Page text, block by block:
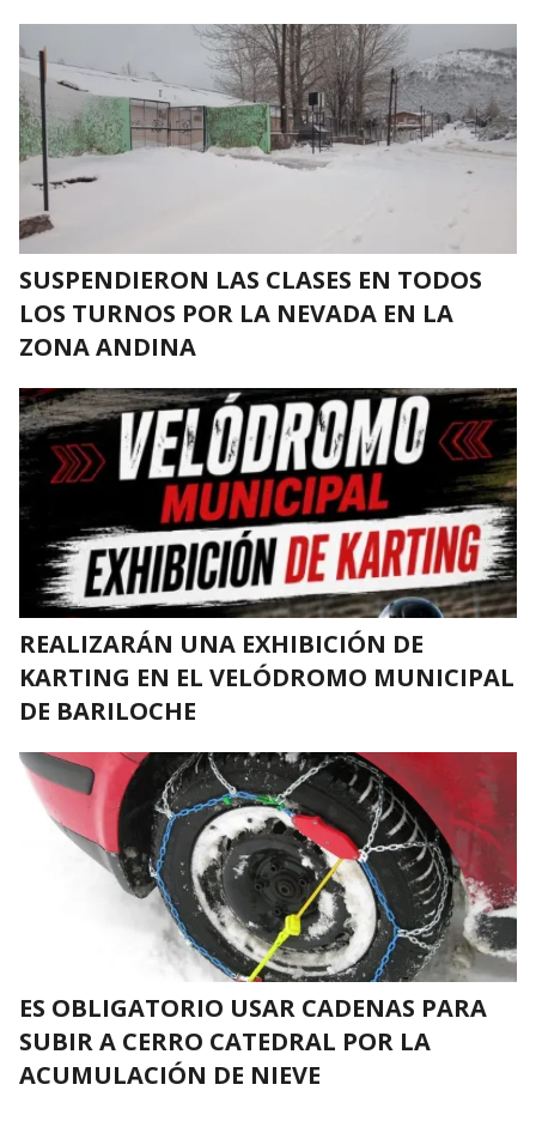
SUSPENDIERON LAS CLASES EN TODOS
LOS TURNOS POR LA NEVADA EN LA
ZONA ANDINA
REALIZARÁN UNA EXHIBICIÓN DE
KARTING EN EL VELÓDROMO MUNICIPAL
DE BARILOCHE
ES OBLIGATORIO USAR CADENAS PARA
SUBIR A CERRO CATEDRAL POR LA
ACUMULACIÓN DE NIEVE